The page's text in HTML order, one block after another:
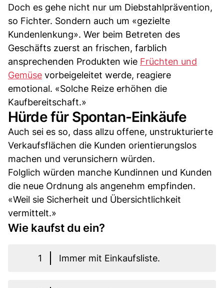
Doch es gehe nicht nur um Diebstahlprävention,
so Fichter. Sondern auch um «gezielte
Kundenlenkung». Wer beim Betreten des
Geschäfts zuerst an frischen, farblich
ansprechenden Produkten wie Früchten und
Gemüse vorbeigeleitet werde, reagiere
emotional. «Solche Reize erhöhen die
Kaufbereitschaft.»
Hürde für Spontan-Einkäufe
Auch sei es so, dass allzu offene, unstrukturierte
Verkaufsflächen die Kunden orientierungslos
machen und verunsichern würden.
Folglich würden manche Kundinnen und Kunden
die neue Ordnung als angenehm empfinden.
«Weil sie Sicherheit und Übersichtlichkeit
vermittelt.»
Wie kaufst du ein?
1 Immer mit Einkaufsliste.